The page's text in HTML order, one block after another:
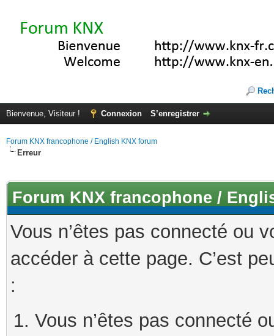
Bienvenue, Visiteur ! Connexion S’enregistrer
Forum KNX francophone / English KNX forum
Erreur
Forum KNX francophone /
Vous n’êtes pas connecté ou
accéder à cette page. C’est
:
Vous n’êtes pas connecté